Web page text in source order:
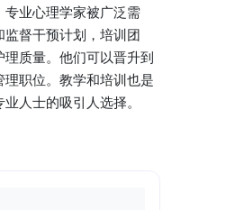
专业心理学家被广泛需
监督干预计划，培训团
理质量。他们可以晋升到
理职位。教学和培训也是
人士的吸引人选择。